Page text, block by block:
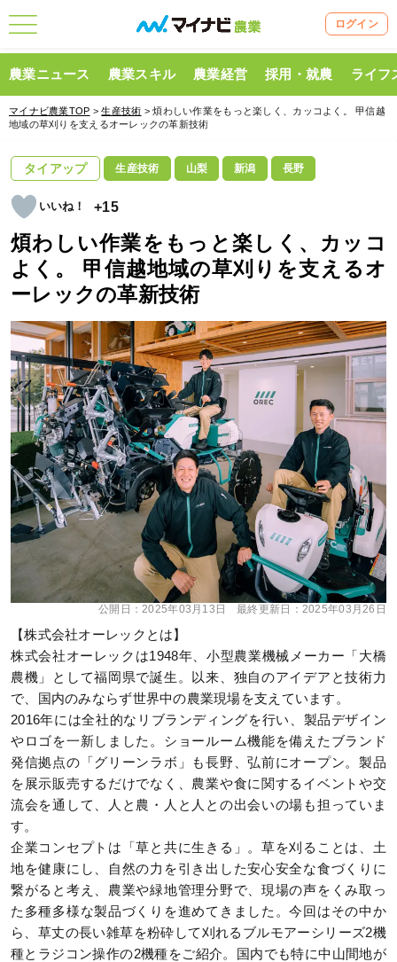
ログイン
農業ニュース 農業スキル 農業経営 採用・就農 ライフ
マイナビ農業TOP >生産技術 > 煩わしい作業をもっと楽しく、カッコよく。 甲信越
地域の草刈りを支えるオーレックの革新技術
タイアップ 生産技術 山梨 新潟 長野
+15
煩わしい作業をもっと楽しく、カッコ
よく。 甲信越地域の草刈りを支えるオ
ーレックの革新技術
公開日：2025年03月13日 最終更新日： 2025年03月26日
【株式会社オーレックとは】
株式会社オーレックは1948年、小型農業機械メーカー「大橋
農機」として福岡県で誕生。以来、独自のアイデアと技術力
で、国内のみならず世界中の農業現場を支えています。
2016年には全社的なリブランディングを行い、製品デザイン
やロゴを一新しました。ショールーム機能を備えたブランド
発信拠点の「グリーンラボ」も長野、弘前にオープン。製品
を展示販売するだけでなく、農業や食に関するイベントや交
流会を通して、人と農・人と人との出会いの場も担っていま
す。
企業コンセプトは「草と共に生きる」。草を刈ることは、土
地を健康にし、自然の力を引き出した安心安全な食づくりに
繋がると考え、農業や緑地管理分野で、現場の声をくみ取っ
た多種多様な製品づくりを進めてきました。今回はその中か
ら、草丈の長い雑草を粉砕して刈れるブルモアーシリーズ2機
種とラジコン操作の2機種をご紹介。国内でも特に中山間地が